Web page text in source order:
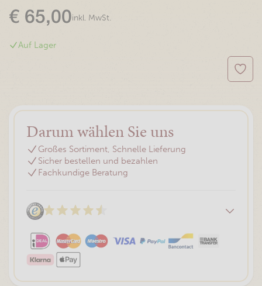
€ 65,00inkl. MwSt.
Auf Lager
Darum wählen Sie uns
Großes Sortiment, Schnelle Lieferung
Sicher bestellen und bezahlen
Fachkundige Beratung